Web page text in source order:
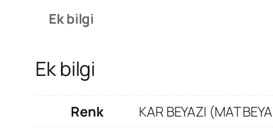
Ek bilgi
Ek bilgi
Renk KAR BEYAZI (MAT